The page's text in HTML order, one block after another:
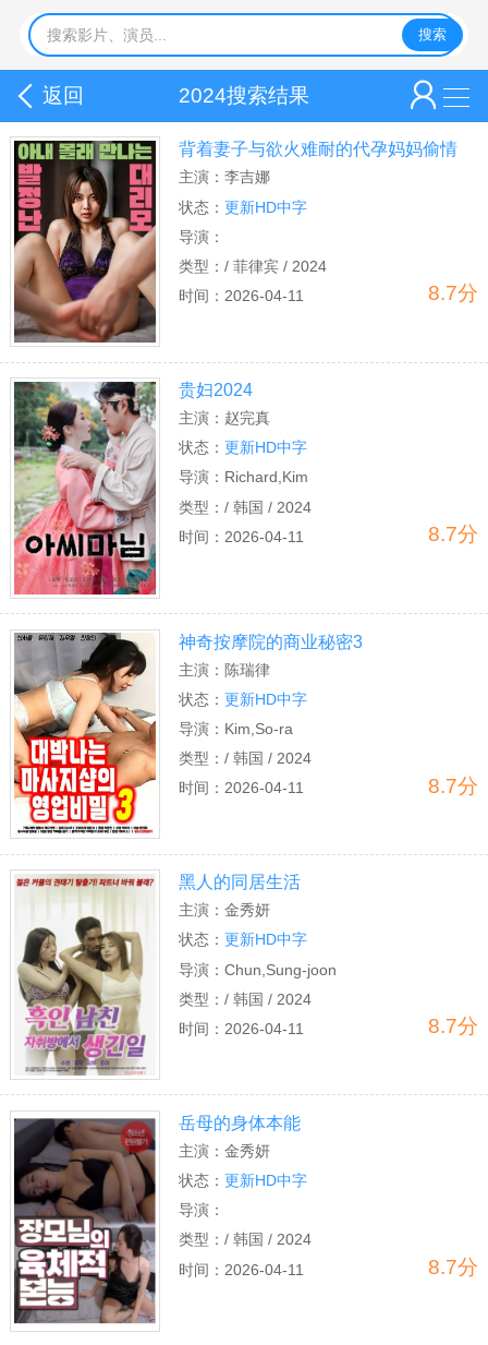
返回 2024搜索结果
背着妻子与欲火难耐的代孕妈妈偷情
主演： 李吉娜
状态： 更新HD中字
导演：
类型： / 菲律宾 / 2024
时间： 2026-04-11 8.7分
贵妇2024
主演： 赵完真
状态： 更新HD中字
导演： Richard,Kim
类型： / 韩国 / 2024
时间： 2026-04-11 8.7分
神奇按摩院的商业秘密3
主演： 陈瑞律
状态： 更新HD中字
导演： Kim,So-ra
类型： / 韩国 / 2024
时间： 2026-04-11 8.7分
黑人的同居生活
主演： 金秀妍
状态： 更新HD中字
导演： Chun,Sung-joon
类型： / 韩国 / 2024
时间： 2026-04-11 8.7分
岳母的身体本能
主演： 金秀妍
状态： 更新HD中字
导演：
类型： / 韩国 / 2024
时间： 2026-04-11 8.7分